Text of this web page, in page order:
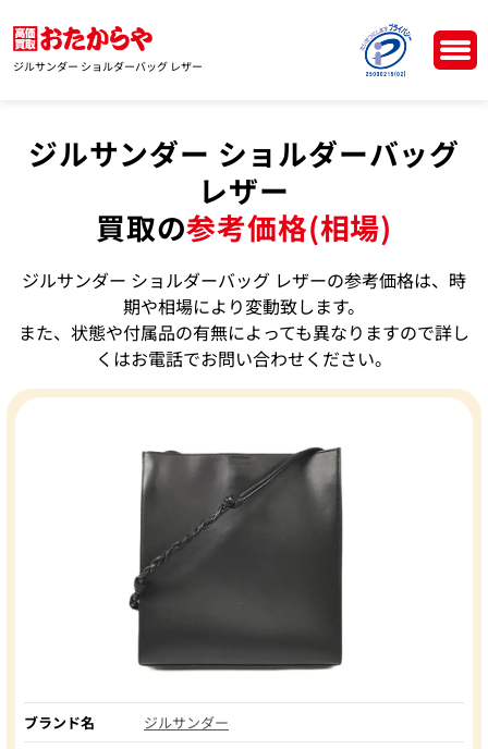
ジルサンダー ショルダーバッグ レザー
ジルサンダー ショルダーバッグ
レザー
買取の参考価格(相場)
ジルサンダー ショルダーバッグ レザーの参考価格は、時
期や相場により変動致します。
また、状態や付属品の有無によっても異なりますので詳し
くはお電話でお問い合わせください。
ブランド名
ジルサンダー